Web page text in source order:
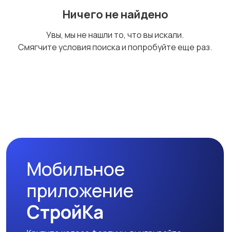
Ничего не найдено
Увы, мы не нашли то, что вы искали.
Смягчите условия поиска и попробуйте еще раз.
Мобильное
приложение
СтройКа